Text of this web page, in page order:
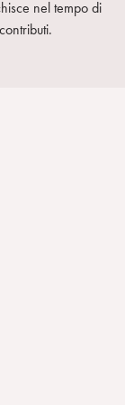
nel tempo di